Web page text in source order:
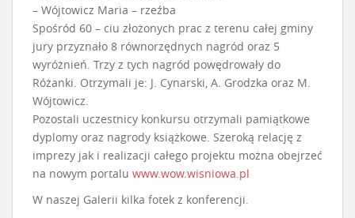
– Wójtowicz Maria – rzeźba
Spośród 60 – ciu złożonych prac z terenu całej gminy
jury przyznało 8 równorzędnych nagród oraz 5
wyróżnień. Trzy z tych nagród powędrowały do
Różanki. Otrzymali je: J. Cynarski, A. Grodzka oraz M.
Wójtowicz.
Pozostali uczestnicy konkursu otrzymali pamiątkowe
dyplomy oraz nagrody książkowe. Szeroką relację z
imprezy jak i realizacji całego projektu można obejrzeć
na nowym portalu www.wow.wisniowa.pl
W naszej Galerii kilka fotek z konferencji.